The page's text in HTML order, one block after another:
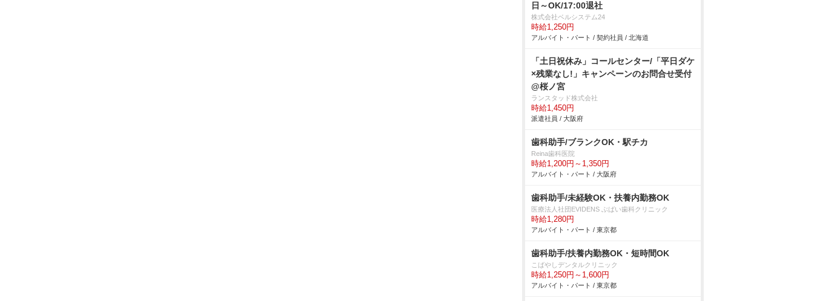
日～OK/17:00退社
株式会社ベルシステム24
時給1,250円
アルバイト・パート / 契約社員 / 北海道
「土日祝休み」コールセンター/「平日ダケ
×残業なし!」キャンペーンのお問合せ受付
@桜ノ宮
ランスタッド株式会社
時給1,450円
派遣社員 / 大阪府
歯科助手/ブランクOK・駅チカ
Reina歯科医院
時給1,200円～1,350円
アルバイト・パート / 大阪府
歯科助手/未経験OK・扶養内勤務OK
医療法人社団EVIDENS ぶばい歯科クリニック
時給1,280円
アルバイト・パート / 東京都
歯科助手/扶養内勤務OK・短時間OK
こばやしデンタルクリニック
時給1,250円～1,600円
アルバイト・パート / 東京都